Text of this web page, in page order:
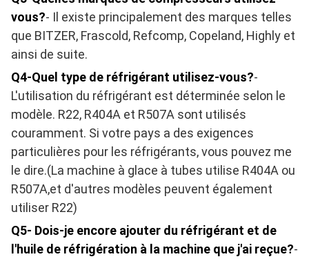
vous?- Il existe principalement des marques telles
que BITZER, Frascold, Refcomp, Copeland, Highly et
ainsi de suite.
Q4-Quel type de réfrigérant utilisez-vous?-
L'utilisation du réfrigérant est déterminée selon le
modèle. R22, R404A et R507A sont utilisés
couramment. Si votre pays a des exigences
particulières pour les réfrigérants, vous pouvez me
le dire.(La machine à glace à tubes utilise R404A ou
R507A,et d'autres modèles peuvent également
utiliser R22)
Q5- Dois-je encore ajouter du réfrigérant et de
l'huile de réfrigération à la machine que j'ai reçue?-